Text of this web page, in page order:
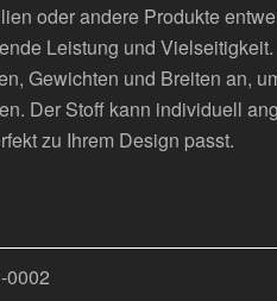
oder andere Produkte
Leistung und Vielseitigkeit.
Gewichten und Breiten an,
Der Stoff kann individuell
zu Ihrem Design passt.
0002